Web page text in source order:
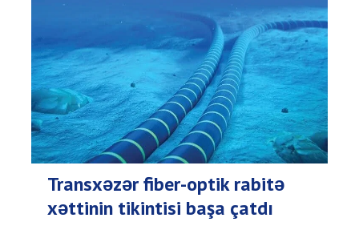
Transxəzər fiber-optik rabitə
xəttinin tikintisi başa çatdı